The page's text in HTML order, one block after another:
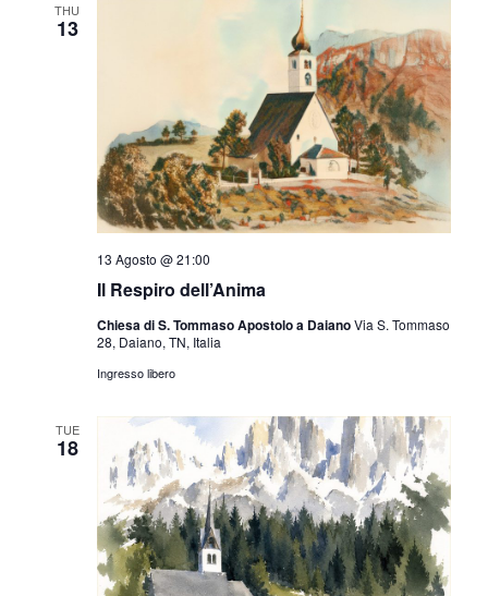
THU
13
13 Agosto @ 21:00
Il Respiro dell’Anima
Chiesa di S. Tommaso Apostolo a DaianoVia S. Tommaso
28, Daiano, TN, Italia
Ingresso libero
TUE
18